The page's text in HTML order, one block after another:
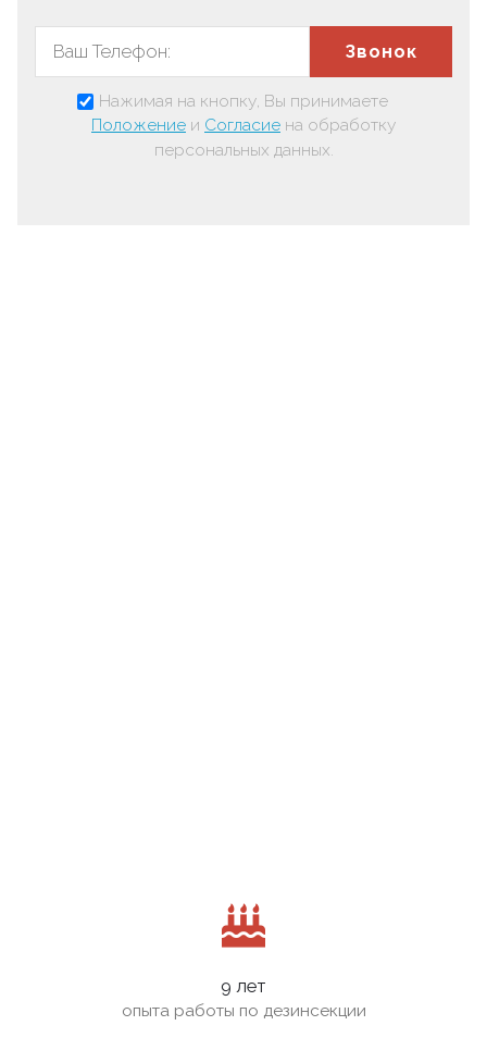
Звонок
Нажимая на кнопку, Вы принимаете
Положение и Согласие на обработку
персональных данных.
9 лет
опыта работы по дезинсекции